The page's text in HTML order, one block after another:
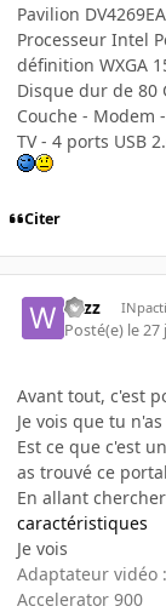
Pavilion
Processeur Intel
définition WXGA
Disque dur de 80
Couche - Modem
TV - 4 ports USB
Citer
wizz
Posté(e) le 27
Avant tout, c'est
Je vois que tu
Est ce que c'est
as trouvé ce
En allant
caractéristiques
Je vois
Adaptateur vidéo
Accelerator 900